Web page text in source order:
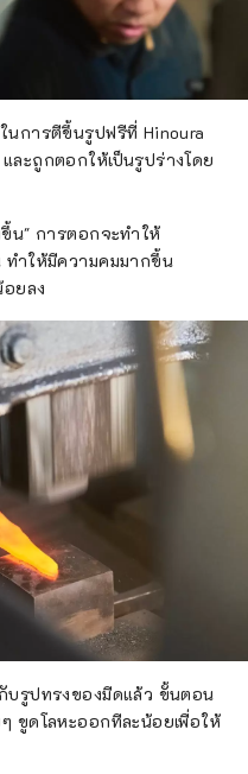
นการตีขึ้นรูปฟรีที่ Hinoura
ะถูกตอกให้เป็นรูปร่างโดย
น" การตอกจะทำให้
ทำให้มีความคมมากขึ้น
ยลง
บรูปทรงของมีดแล้ว ขั้นตอน
ขูดโลหะออกทีละน้อยเพื่อให้